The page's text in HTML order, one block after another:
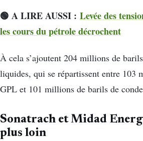
🟢 A LIRE AUSSI : Levée des
les cours du pétrole décrochent
À cela s’ajoutent 204 millions de
liquides, qui se répartissent entre 103
GPL et 101 millions de barils de
Sonatrach et Midad
plus loin